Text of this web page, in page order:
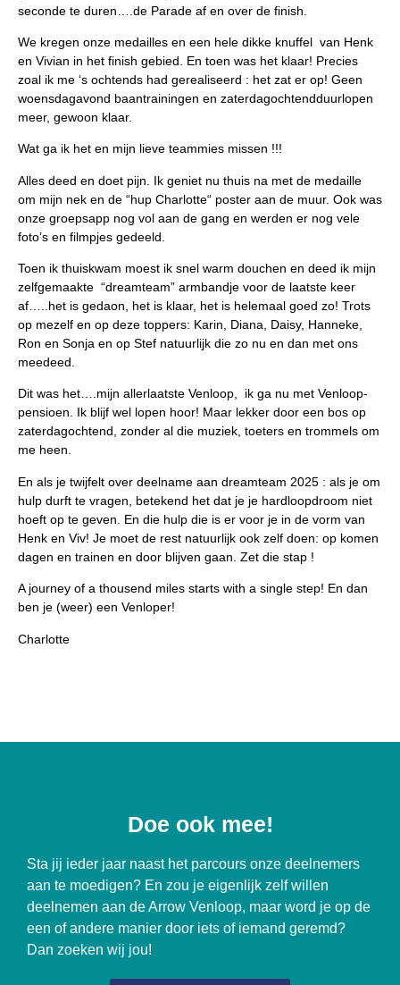
seconde te duren….de Parade af en over de finish.
We kregen onze medailles en een hele dikke knuffel van Henk
en Vivian in het finish gebied. En toen was het klaar! Precies
zoal ik me ‘s ochtends had gerealiseerd : het zat er op! Geen
woensdagavond baantrainingen en zaterdagochtendduurlopen
meer, gewoon klaar.
Wat ga ik het en mijn lieve teammies missen !!!
Alles deed en doet pijn. Ik geniet nu thuis na met de medaille
om mijn nek en de “hup Charlotte“ poster aan de muur. Ook was
onze groepsapp nog vol aan de gang en werden er nog vele
foto’s en filmpjes gedeeld.
Toen ik thuiskwam moest ik snel warm douchen en deed ik mijn
zelfgemaakte “dreamteam” armbandje voor de laatste keer
af…..het is gedaon, het is klaar, het is helemaal goed zo! Trots
op mezelf en op deze toppers: Karin, Diana, Daisy, Hanneke,
Ron en Sonja en op Stef natuurlijk die zo nu en dan met ons
meedeed.
Dit was het….mijn allerlaatste Venloop, ik ga nu met Venloop-
pensioen. Ik blijf wel lopen hoor! Maar lekker door een bos op
zaterdagochtend, zonder al die muziek, toeters en trommels om
me heen.
En als je twijfelt over deelname aan dreamteam 2025 : als je om
hulp durft te vragen, betekend het dat je je hardloopdroom niet
hoeft op te geven. En die hulp die is er voor je in de vorm van
Henk en Viv! Je moet de rest natuurlijk ook zelf doen: op komen
dagen en trainen en door blijven gaan. Zet die stap !
A journey of a thousend miles starts with a single step! En dan
ben je (weer) een Venloper!
Charlotte
Doe ook mee!
Sta jij ieder jaar naast het parcours onze deelnemers
aan te moedigen? En zou je eigenlijk zelf willen
deelnemen aan de Arrow Venloop, maar word je op de
een of andere manier door iets of iemand geremd?
Dan zoeken wij jou!